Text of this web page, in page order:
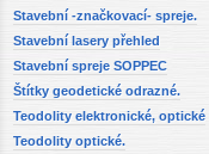
Stavební -značkovací- spreje.
Stavební lasery přehled
Stavební spreje SOPPEC
Štítky geodetické odrazné.
Teodolity elektronické, optické
Teodolity optické.